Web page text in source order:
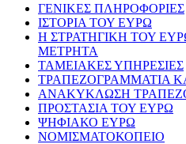
ΓΕΝΙΚΕΣ ΠΛΗΡΟΦΟΡΙΕΣ
ΙΣΤΟΡΙΑ ΤΟΥ ΕΥΡΩ
Η ΣΤΡΑΤΗΓΙΚΗ ΤΟΥ
ΜΕΤΡΗΤΑ
ΤΑΜΕΙΑΚΕΣ ΥΠΗΡΕΣΙΕΣ
ΤΡΑΠΕΖΟΓΡΑΜΜΑΤΙΑ
ΑΝΑΚΥΚΛΩΣΗ
ΠΡΟΣΤΑΣΙΑ ΤΟΥ ΕΥΡΩ
ΨΗΦΙΑΚΟ ΕΥΡΩ
ΝΟΜΙΣΜΑΤΟΚΟΠΕΙΟ